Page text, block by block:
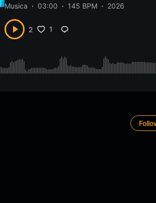
Musica 03:00 145 BPM 2026
2 1